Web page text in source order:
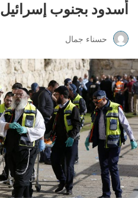
أسدود بجنوب إسرائيل
حسناء جمال